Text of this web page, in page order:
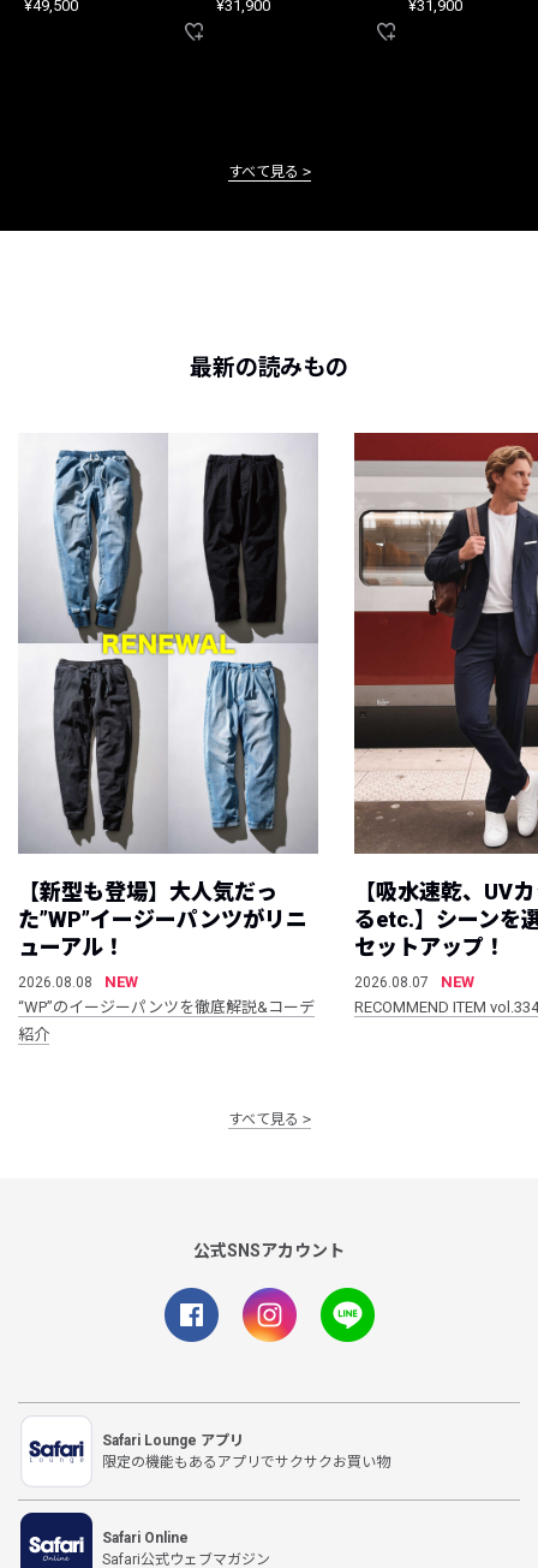
¥49,500 ¥31,900 ¥31,900
すべて見る
最新の読みもの
【新型も登場】大人気だっ
た”WP”イージーパンツがリニ
ューアル！
2026.08.08
NEW
“WP”のイージーパンツを徹底解説&コーデ
紹介
【吸水速乾、UV
るetc.】シーンを
セットアップ！
2026.08.07
NEW
RECOMMEND ITEM vol.334
すべて見る
公式SNSアカウント
Safari Lounge アプリ
限定の機能もあるアプリでサクサクお買い物
Safari Online
Safari公式ウェブマガジン